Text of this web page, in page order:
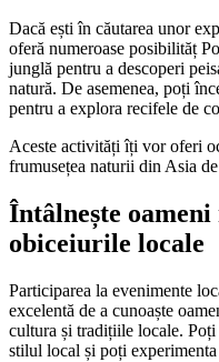
Dacă ești în căutarea unor
oferă numeroase posibilităț
junglă pentru a descoperi
natură. De asemenea, poți
pentru a explora recifele de
Aceste activități îți vor oferi
frumusețea naturii din Asia
Întâlnește oameni
obiceiurile locale
Participarea la evenimente
excelentă de a cunoaște
cultura și tradițiile locale.
stilul local și poți